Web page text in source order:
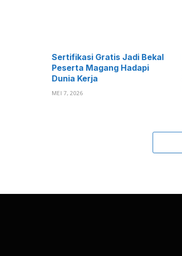
Sertifikasi Gratis Jadi Bekal
Peserta Magang Hadapi
Dunia Kerja
MEI 7, 2026